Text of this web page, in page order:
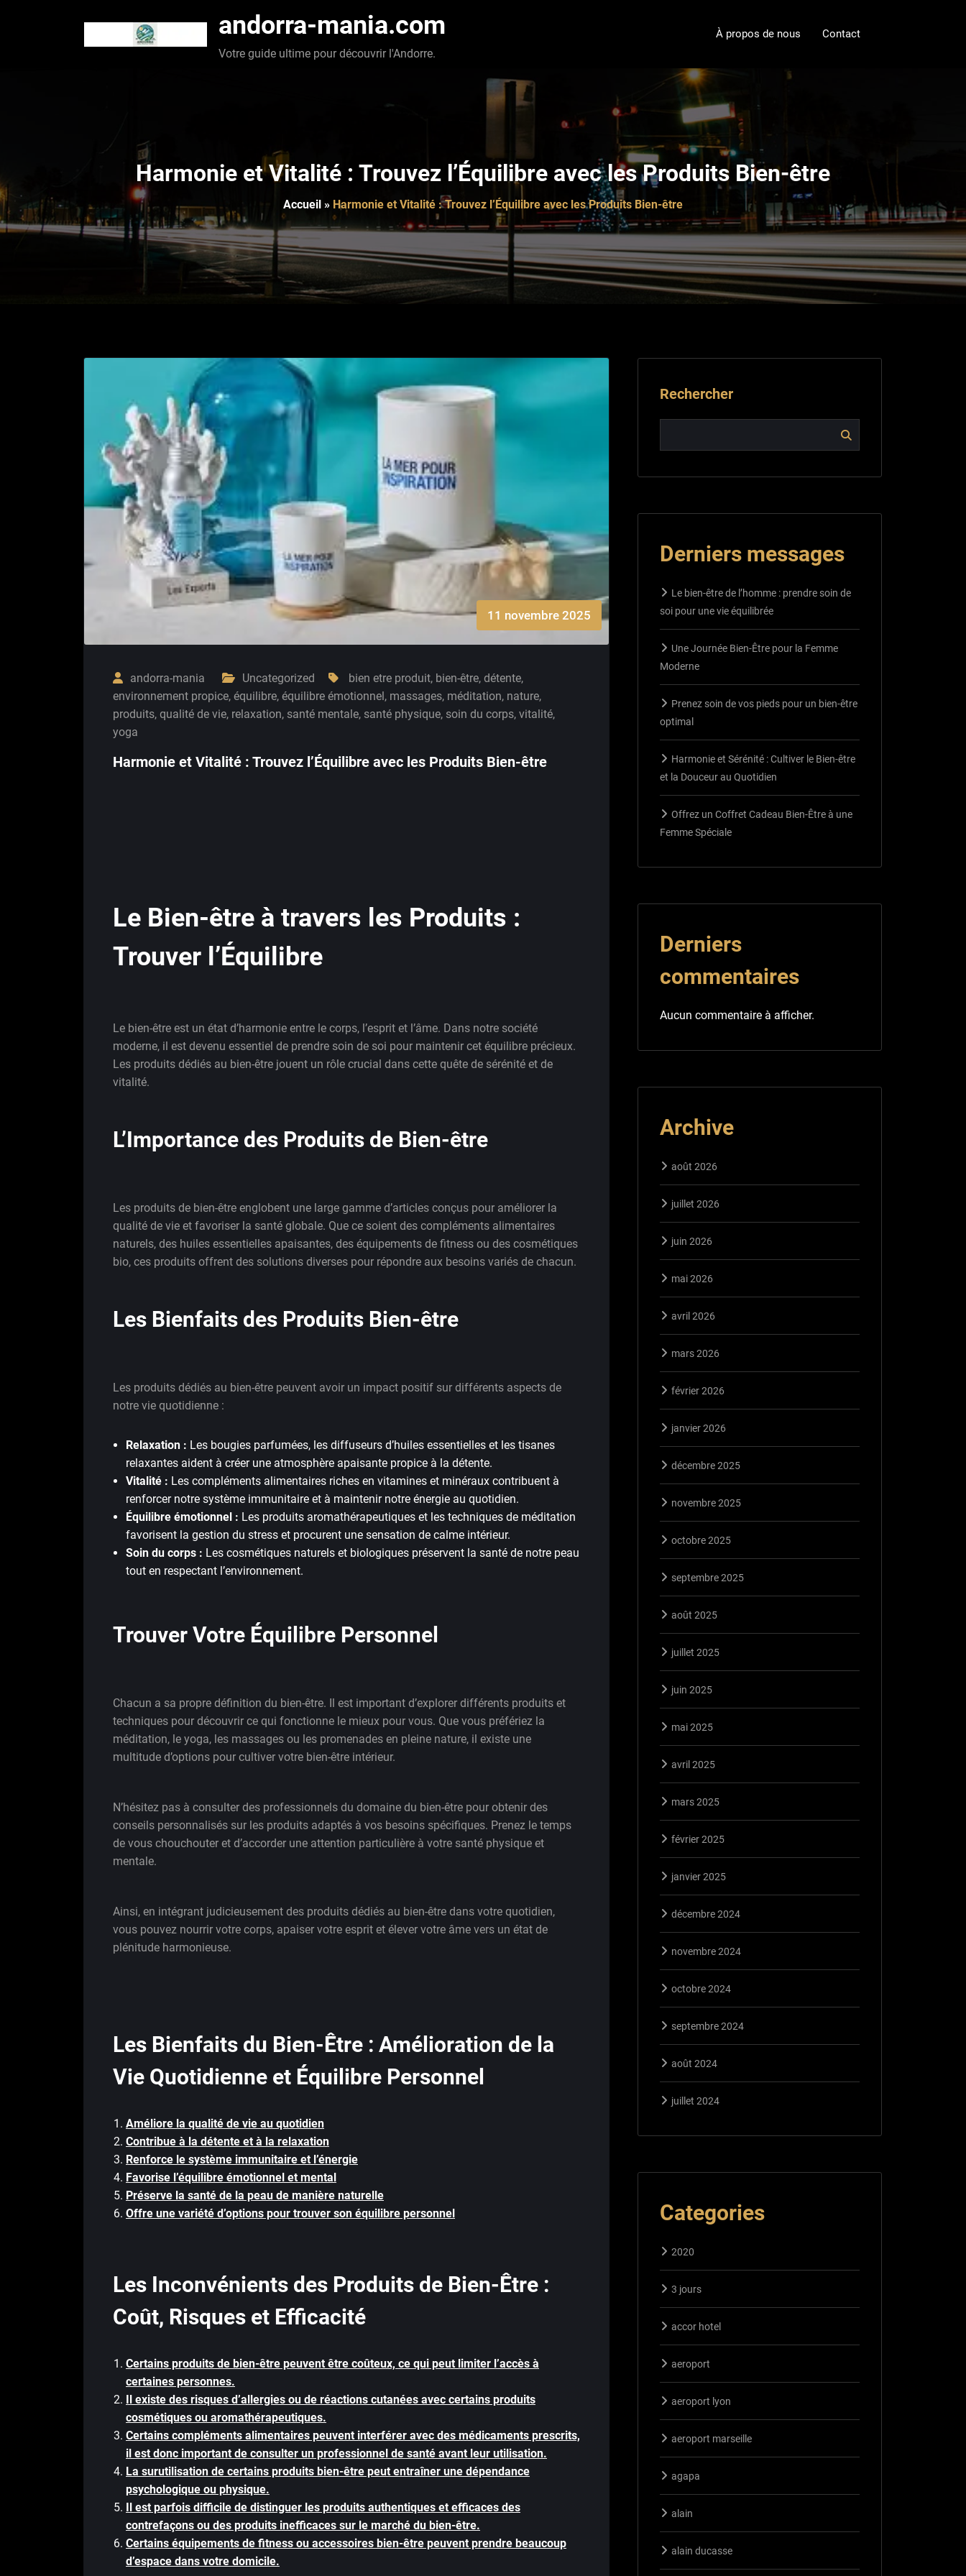
andorra-mania.com
Votre guide ultime pour découvrir l'Andorre.
À propos de nous Contact
Harmonie et Vitalité : Trouvez l’Équilibre avec les Produits Bien-être
Accueil » Harmonie et Vitalité : Trouvez l’Équilibre avec les Produits Bien-être
11 novembre 2025
andorra-mania Uncategorized bien etre produit, bien-être, détente,
environnement propice, équilibre, équilibre émotionnel, massages, méditation, nature,
produits, qualité de vie, relaxation, santé mentale, santé physique, soin du corps, vitalité,
yoga
Harmonie et Vitalité : Trouvez l’Équilibre avec les Produits Bien-être
Le Bien-être à travers les Produits :
Trouver l’Équilibre
Le bien-être est un état d’harmonie entre le corps, l’esprit et l’âme. Dans notre société
moderne, il est devenu essentiel de prendre soin de soi pour maintenir cet équilibre précieux.
Les produits dédiés au bien-être jouent un rôle crucial dans cette quête de sérénité et de
vitalité.
L’Importance des Produits de Bien-être
Les produits de bien-être englobent une large gamme d’articles conçus pour améliorer la
qualité de vie et favoriser la santé globale. Que ce soient des compléments alimentaires
naturels, des huiles essentielles apaisantes, des équipements de fitness ou des cosmétiques
bio, ces produits offrent des solutions diverses pour répondre aux besoins variés de chacun.
Les Bienfaits des Produits Bien-être
Les produits dédiés au bien-être peuvent avoir un impact positif sur différents aspects de
notre vie quotidienne :
Relaxation : Les bougies parfumées, les diffuseurs d’huiles essentielles et les tisanes
relaxantes aident à créer une atmosphère apaisante propice à la détente.
Vitalité : Les compléments alimentaires riches en vitamines et minéraux contribuent à
renforcer notre système immunitaire et à maintenir notre énergie au quotidien.
Équilibre émotionnel : Les produits aromathérapeutiques et les techniques de méditation
favorisent la gestion du stress et procurent une sensation de calme intérieur.
Soin du corps : Les cosmétiques naturels et biologiques préservent la santé de notre peau
tout en respectant l’environnement.
Trouver Votre Équilibre Personnel
Chacun a sa propre définition du bien-être. Il est important d’explorer différents produits et
techniques pour découvrir ce qui fonctionne le mieux pour vous. Que vous préfériez la
méditation, le yoga, les massages ou les promenades en pleine nature, il existe une
multitude d’options pour cultiver votre bien-être intérieur.
N’hésitez pas à consulter des professionnels du domaine du bien-être pour obtenir des
conseils personnalisés sur les produits adaptés à vos besoins spécifiques. Prenez le temps
de vous chouchouter et d’accorder une attention particulière à votre santé physique et
mentale.
Ainsi, en intégrant judicieusement des produits dédiés au bien-être dans votre quotidien,
vous pouvez nourrir votre corps, apaiser votre esprit et élever votre âme vers un état de
plénitude harmonieuse.
Les Bienfaits du Bien-Être : Amélioration de la
Vie Quotidienne et Équilibre Personnel
Améliore la qualité de vie au quotidien
Contribue à la détente et à la relaxation
Renforce le système immunitaire et l’énergie
Favorise l’équilibre émotionnel et mental
Préserve la santé de la peau de manière naturelle
Offre une variété d’options pour trouver son équilibre personnel
Les Inconvénients des Produits de Bien-Être :
Coût, Risques et Efficacité
Certains produits de bien-être peuvent être coûteux, ce qui peut limiter l’accès à
certaines personnes.
Il existe des risques d’allergies ou de réactions cutanées avec certains produits
cosmétiques ou aromathérapeutiques.
Certains compléments alimentaires peuvent interférer avec des médicaments prescrits,
il est donc important de consulter un professionnel de santé avant leur utilisation.
La surutilisation de certains produits bien-être peut entraîner une dépendance
psychologique ou physique.
Il est parfois difficile de distinguer les produits authentiques et efficaces des
contrefaçons ou des produits inefficaces sur le marché du bien-être.
Certains équipements de fitness ou accessoires bien-être peuvent prendre beaucoup
d’espace dans votre domicile.
Rechercher
Derniers messages
Le bien-être de l’homme : prendre soin de
soi pour une vie équilibrée
Une Journée Bien-Être pour la Femme
Moderne
Prenez soin de vos pieds pour un bien-être
optimal
Harmonie et Sérénité : Cultiver le Bien-être
et la Douceur au Quotidien
Offrez un Coffret Cadeau Bien-Être à une
Femme Spéciale
Derniers
commentaires
Aucun commentaire à afficher.
Archive
août 2026
juillet 2026
juin 2026
mai 2026
avril 2026
mars 2026
février 2026
janvier 2026
décembre 2025
novembre 2025
octobre 2025
septembre 2025
août 2025
juillet 2025
juin 2025
mai 2025
avril 2025
mars 2025
février 2025
janvier 2025
décembre 2024
novembre 2024
octobre 2024
septembre 2024
août 2024
juillet 2024
Categories
2020
3 jours
accor hotel
aeroport
aeroport lyon
aeroport marseille
agapa
alain
alain ducasse